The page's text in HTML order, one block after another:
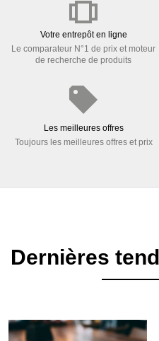
Votre entrepôt en ligne
Le comparateur N°1 de prix et moteur
de recherche de produits
Les meilleures offres
Toujours les meilleures offres et prix
Dernières